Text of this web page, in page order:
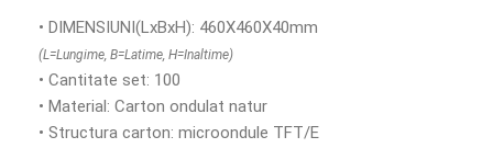
• DIMENSIUNI(LxBxH): 460X460X40mm
(L=Lungime, B=Latime, H=Inaltime)
• Cantitate set: 100
• Material: Carton ondulat natur
• Structura carton: microondule TFT/E